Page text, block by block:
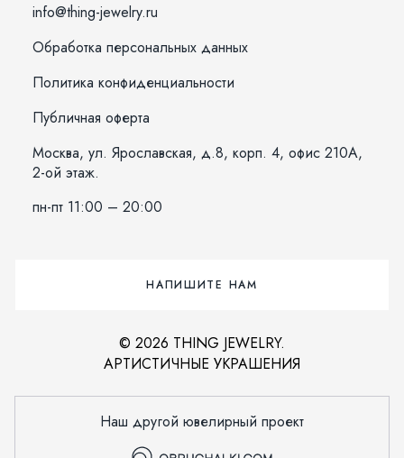
info@thing-jewelry.ru
Обработка персональных данных
Политика конфиденциальности
Публичная оферта
НАПИШИТЕ НАМ
Москва, ул. Ярославская, д.8, корп. 4, офис 210А,
2-ой этаж.
пн-пт 11:00 – 20:00
© 2026 THING JEWELRY.
АРТИСТИЧНЫЕ УКРАШЕНИЯ
Наш другой ювелирный проект